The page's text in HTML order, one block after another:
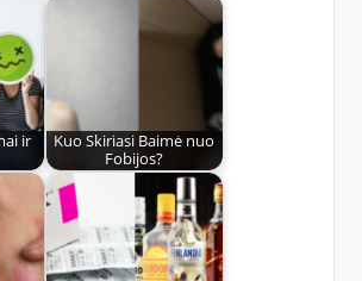
ir
Kuo Skiriasi Baimė nuo
Fobijos?